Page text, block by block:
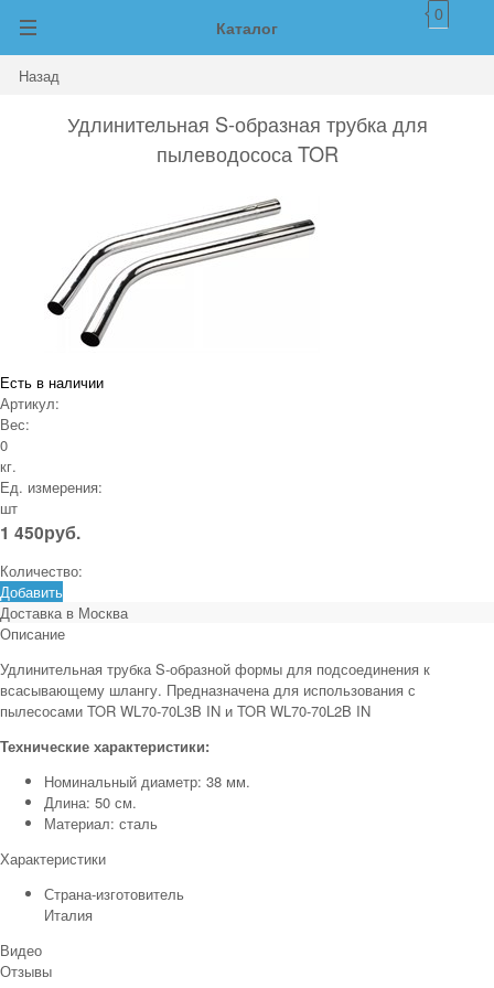
Каталог
0
Назад
Удлинительная S-образная трубка для
пылеводососа TOR
Есть в наличии
Артикул:
Вес:
0
кг.
Ед. измерения:
шт
1 450руб.
Количество:
Добавить
Доставка в Москва
Описание
Удлинительная трубка S-образной формы для подсоединения к
всасывающему шлангу. Предназначена для использования с
пылесосами TOR WL70-70L3B IN и TOR WL70-70L2B IN
Технические характеристики:
Номинальный диаметр: 38 мм.
Длина: 50 см.
Материал: сталь
Характеристики
Страна-изготовитель
Италия
Видео
Отзывы